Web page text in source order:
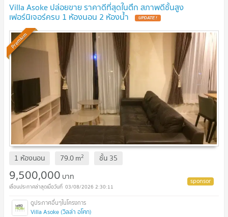
Villa Asoke ปล่อยขาย ราคาดีที่สุดในตึก สภาพดีชั้นสูง
เฟอร์นิเจอร์ครบ 1 ห้องนอน 2 ห้องน้ำ UPDATE !
Premium
1 ห้องนอน 79.0m2 ชั้น 35
9,500,000 บาท
03/08/2026 2:30:11
Villa Asoke (วิลล่า อโศก)